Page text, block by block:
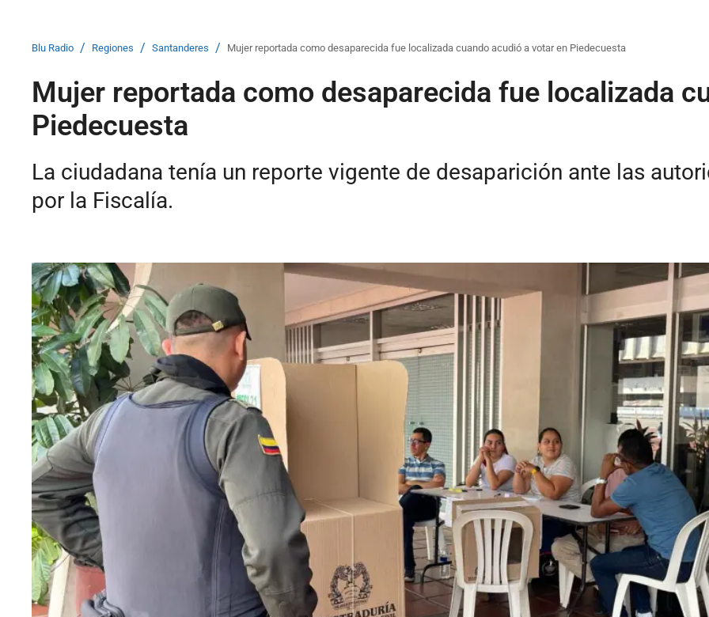
Blu Radio / Regiones / Santanderes / Mujer reportada como desaparecida fue localizada cuando acudió a votar en Piedecuesta
Mujer reportada como desaparecida fue localizada
Piedecuesta
La ciudadana tenía un reporte vigente de desaparición ante las
por la Fiscalía.